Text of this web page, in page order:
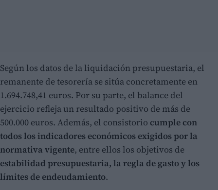
Según los datos de la liquidación presupuestaria, el
remanente de tesorería se sitúa concretamente en
1.694.748,41 euros. Por su parte, el balance del
ejercicio refleja un resultado positivo de más de
500.000 euros. Además, el consistorio cumple con
todos los indicadores económicos exigidos por la
normativa vigente, entre ellos los objetivos de
estabilidad presupuestaria, la regla de gasto y los
límites de endeudamiento.